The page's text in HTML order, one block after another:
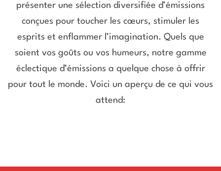
présenter une sélection diversifiée d’émissions
conçues pour toucher les cœurs, stimuler les
esprits et enflammer l’imagination. Quels que
soient vos goûts ou vos humeurs, notre gamme
éclectique d’émissions a quelque chose à offrir
pour tout le monde. Voici un aperçu de ce qui vous
attend: